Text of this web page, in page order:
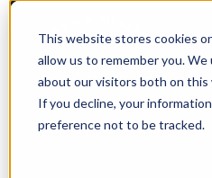
This website stores cookies
allow us to remember you.
about our visitors both on this
If you decline, your
preference not to be tracked.